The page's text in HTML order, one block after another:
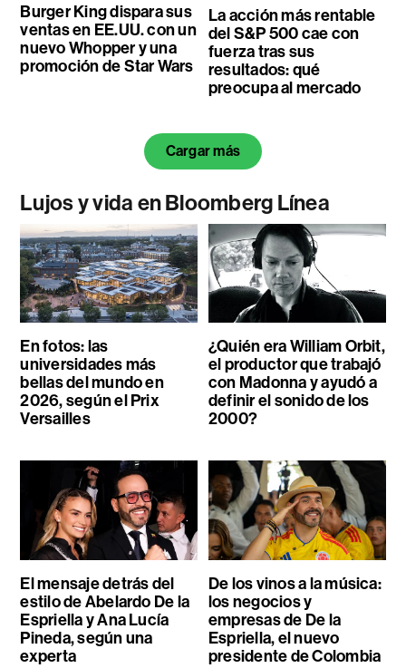
Burger King dispara sus
ventas en EE.UU. con un
nuevo Whopper y una
promoción de Star Wars
La acción más rentable
del S&P 500 cae con
fuerza tras sus
resultados: qué
preocupa al mercado
Cargar más
Lujos y vida en Bloomberg Línea
En fotos: las
universidades más
bellas del mundo en
2026, según el Prix
Versailles
¿Quién era William Orbit,
el productor que trabajó
con Madonna y ayudó a
definir el sonido de los
2000?
El mensaje detrás del
estilo de Abelardo De la
Espriella y Ana Lucía
Pineda, según una
experta
De los vinos a la música:
los negocios y
empresas de De la
Espriella, el nuevo
presidente de Colombia